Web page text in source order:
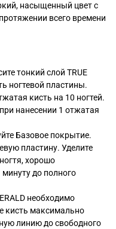
насыщенный цвет с
всего времени
тонкий слой TRUE
ногтевой пластины.
кисть на 10 ногтей.
нанесении 1 отжатая
Базовое покрытие.
пластину. Уделите
хорошо
до полного
необходимо
кисть максимально
линию до свободного